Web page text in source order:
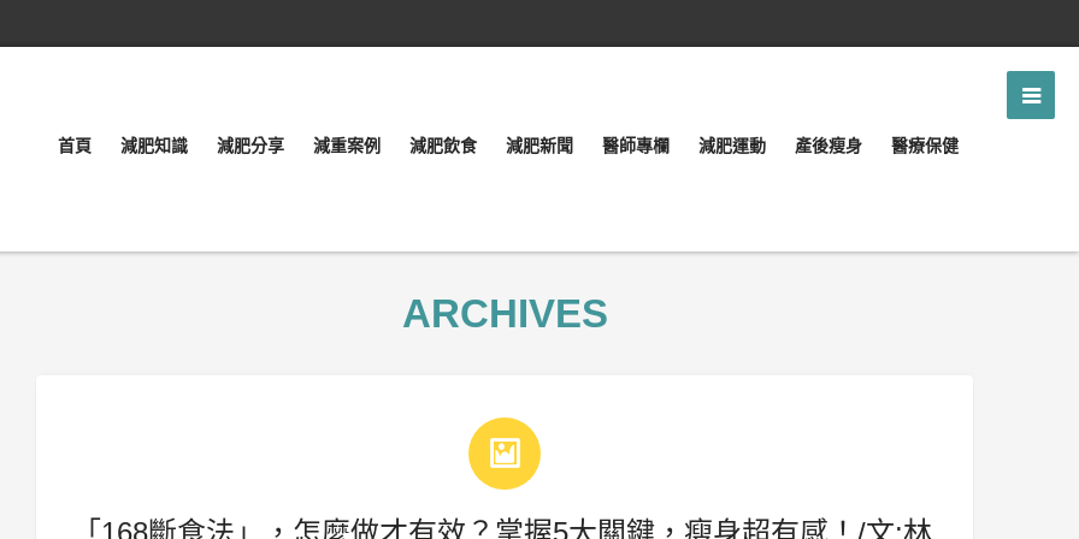
首頁 減肥知識 減肥分享 減重案例 減肥飲食 減肥新聞 醫師專欄 減肥運動 產後瘦身 醫療保健
ARCHIVES
「168斷食法」，怎麼做才有效？掌握5大關鍵，瘦身超有感！/文:林